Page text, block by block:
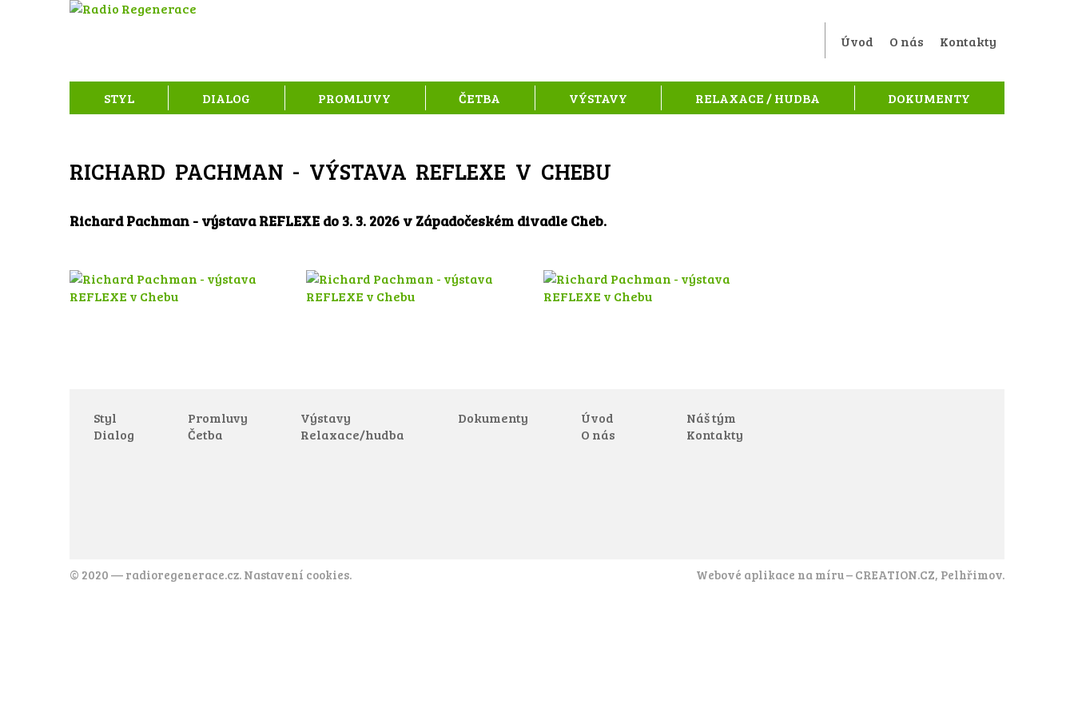
Úvod O nás Kontakty
STYL DIALOG PROMLUVY ČETBA VÝSTAVY RELAXACE / HUDBA DOKUMENTY
RICHARD PACHMAN - VÝSTAVA REFLEXE V CHEBU
Richard Pachman - výstava REFLEXE do 3. 3. 2026 v Západočeském divadle Cheb.
Styl
Dialog
Promluvy
Četba
Výstavy
Relaxace/hudba
Dokumenty
Úvod
O nás
Náš tým
Kontakty
© 2020 — radioregenerace.cz. Nastavení cookies. Webové aplikace na míru– CREATION.CZ, Pelhřimov.